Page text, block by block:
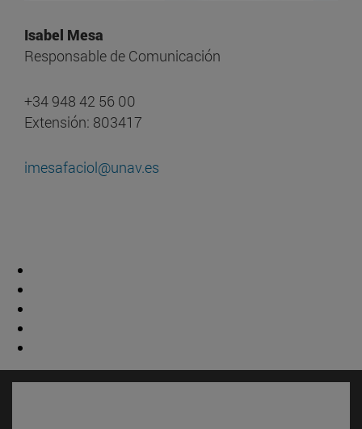
Isabel Mesa
Responsable de Comunicación
+34 948 42 56 00
Extensión: 803417
imesafaciol@unav.es